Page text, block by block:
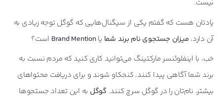
نیست.
یادتان هست که گفتم یکی از سیگنال‌هایی که گوگل توجه زیادی به
آن دارد، میزان جستجوی نام برند شما یاBrand Mention است؟
خب، با اینفلوئنسر مارکتینگ می‌توانید کاری کنید که مردم نسبت به
برند شما آگاهی پیدا کنند، کنجکاو شوند و برای دریافت محتواهای
بیشتر، نام‌تان را در گوگل سرچ کنند. گوگل به این تعداد جستجوها